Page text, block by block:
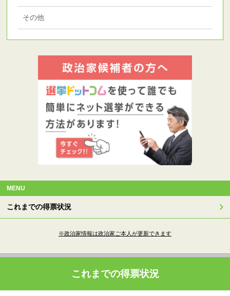
その他
MENU
これまでの得票状況
※政治家情報は政治家ご本人が更新できます
これまでの得票状況